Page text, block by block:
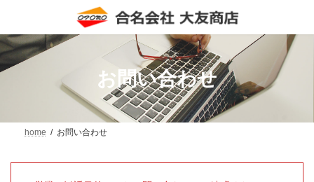
ン
ツ
へ
ー
シ
ョ
お問い合わせ
home お問い合わせ